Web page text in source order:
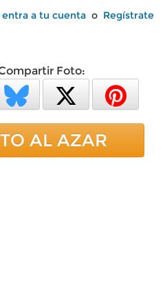
entra a tu cuenta o Regístrate
Foto:
AL AZAR